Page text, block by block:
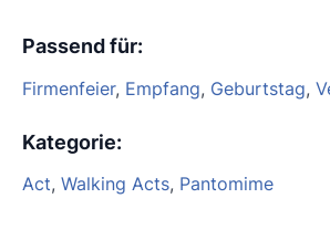
Passend für:
Firmenfeier, Empfang, Geburtstag,
Kategorie:
Act, Walking Acts, Pantomime